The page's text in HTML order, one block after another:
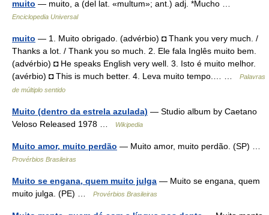
muito — muito, a (del lat. «multum»; ant.) adj. *Mucho …
Enciclopedia Universal
muito — 1. Muito obrigado. (advérbio) ◘ Thank you very much. /
Thanks a lot. / Thank you so much. 2. Ele fala Inglês muito bem.
(advérbio) ◘ He speaks English very well. 3. Isto é muito melhor.
(avérbio) ◘ This is much better. 4. Leva muito tempo.… …
Palavras
de múltiplo sentido
Muito (dentro da estrela azulada) — Studio album by Caetano
Veloso Released 1978 …
Wikipedia
Muito amor, muito perdão — Muito amor, muito perdão. (SP) …
Provérbios Brasileiras
Muito se engana, quem muito julga — Muito se engana, quem
muito julga. (PE) …
Provérbios Brasileiras